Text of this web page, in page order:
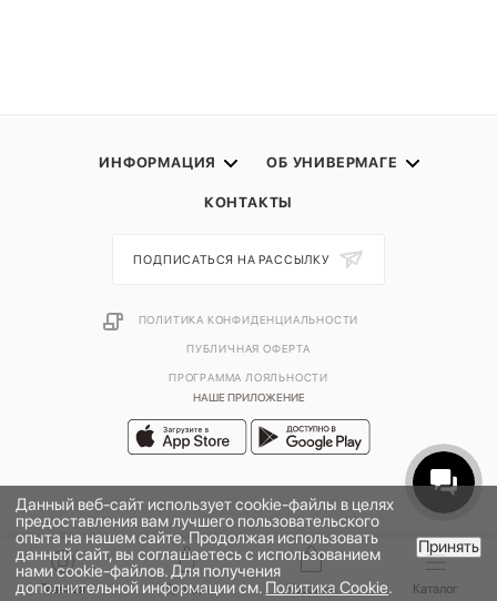
ИНФОРМАЦИЯ ОБ УНИВЕРМАГЕ
КОНТАКТЫ
НАШЕ ПРИЛОЖЕНИЕ
ПОДПИСАТЬСЯ НА РАССЫЛКУ
ПОЛИТИКА КОНФИДЕНЦИАЛЬНОСТИ
ПУБЛИЧНАЯ ОФЕРТА
ПРОГРАММА ЛОЯЛЬНОСТИ
2026 © УНИВЕРМАГ БОЛЬШОЙ | ООО "НЬЮ МАРКЕТ"
Данный веб-сайт использует cookie-файлы в целях
предоставления вам лучшего пользовательского
опыта на нашем сайте. Продолжая использовать
данный сайт, вы соглашаетесь с использованием
нами cookie-файлов. Для получения
дополнительной информации см. Политика Cookie.
Принять
Главная Бренды Корзина Каталог